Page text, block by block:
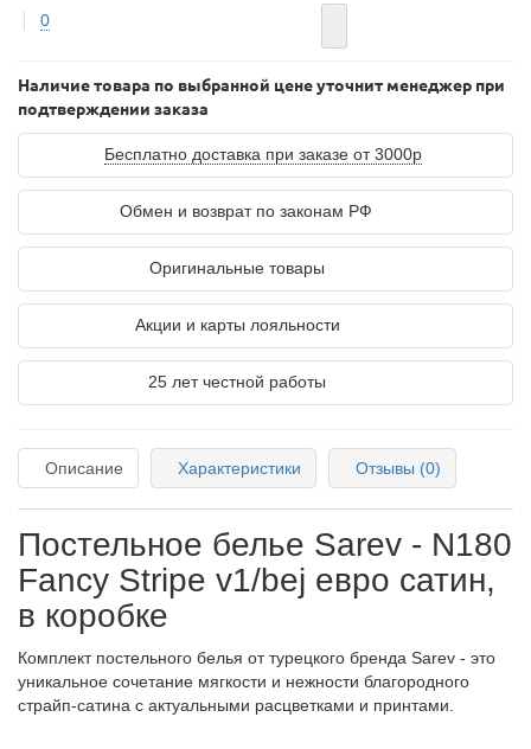
0
Наличие товара по выбранной цене уточнит менеджер при
подтверждении заказа
Бесплатно доставка при заказе от 3000р
Обмен и возврат по законам РФ
Оригинальные товары
Акции и карты лояльности
25 лет честной работы
Описание Характеристики Отзывы (0)
Постельное белье Sarev - N180
Fancy Stripe v1/bej евро сатин,
в коробке
Комплект постельного белья от турецкого бренда Sarev - это
уникальное сочетание мягкости и нежности благородного
страйп-сатина с актуальными расцветками и принтами.